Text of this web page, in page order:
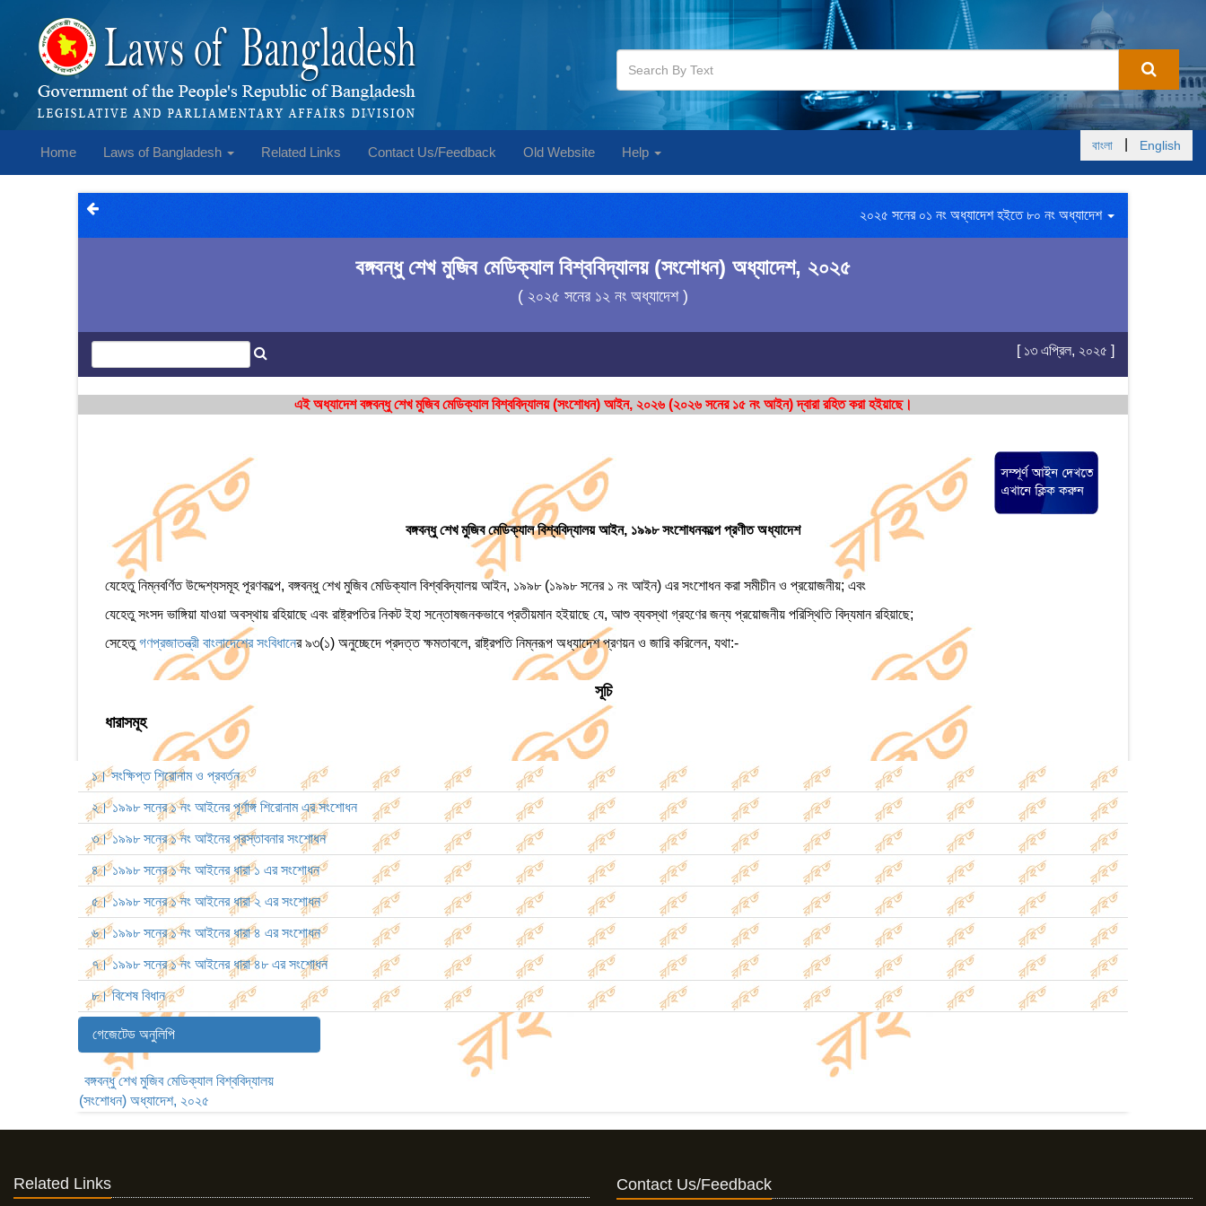
Home Laws of Bangladesh Related Links Contact Us/Feedback Old Website Help বাংলা English
২০২৫ সনের ০১ নং অধ্যাদেশ হইতে ৮০ নং অধ্যাদেশ
বঙ্গবন্ধু শেখ মুজিব মেডিক্যাল বিশ্ববিদ্যালয় (সংশোধন) অধ্যাদেশ, ২০২৫
( ২০২৫ সনের ১২ নং অধ্যাদেশ )
[ ১৩ এপ্রিল, ২০২৫ ]
এই অধ্যাদেশ বঙ্গবন্ধু শেখ মুজিব মেডিক্যাল বিশ্ববিদ্যালয় (সংশোধন) আইন, ২০২৬ (২০২৬ সনের ১৫ নং আইন) দ্বারা রহিত করা হইয়াছে।
বঙ্গবন্ধু শেখ মুজিব মেডিক্যাল বিশ্ববিদ্যালয় আইন, ১৯৯৮ সংশোধনকল্পে প্রণীত অধ্যাদেশ
যেহেতু নিম্নবর্ণিত উদ্দেশ্যসমূহ পূরণকল্পে, বঙ্গবন্ধু শেখ মুজিব মেডিক্যাল বিশ্ববিদ্যালয় আইন, ১৯৯৮ (১৯৯৮ সনের ১ নং আইন) এর সংশোধন করা সমীচীন ও প্রয়োজনীয়; এবং
যেহেতু সংসদ ভাঙ্গিয়া যাওয়া অবস্থায় রহিয়াছে এবং রাষ্ট্রপতির নিকট ইহা সন্তোষজনকভাবে প্রতীয়মান হইয়াছে যে, আশু ব্যবস্থা গ্রহণের জন্য প্রয়োজনীয় পরিস্থিতি বিদ্যমান রহিয়াছে;
সেহেতুগণপ্রজাতন্ত্রী বাংলাদেশের সংবিধানের ৯৩(১) অনুচ্ছেদে প্রদত্ত ক্ষমতাবলে, রাষ্ট্রপতি নিম্নরূপ অধ্যাদেশ প্রণয়ন ও জারি করিলেন, যথা:-
সূচি
ধারাসমূহ
১। সংক্ষিপ্ত শিরোনাম ও প্রবর্তন
২। ১৯৯৮ সনের ১ নং আইনের পূর্ণাঙ্গ শিরোনাম এর সংশোধন
৩। ১৯৯৮ সনের ১ নং আইনের প্রস্তাবনার সংশোধন
৪। ১৯৯৮ সনের ১ নং আইনের ধারা ১ এর সংশোধন
৫। ১৯৯৮ সনের ১ নং আইনের ধারা ২ এর সংশোধন
৬। ১৯৯৮ সনের ১ নং আইনের ধারা ৪ এর সংশোধন
৭। ১৯৯৮ সনের ১ নং আইনের ধারা ৪৮ এর সংশোধন
৮। বিশেষ বিধান
গেজেটেড অনুলিপি
বঙ্গবন্ধু শেখ মুজিব মেডিক্যাল বিশ্ববিদ্যালয়
(সংশোধন) অধ্যাদেশ, ২০২৫
Related Links Contact Us/Feedback